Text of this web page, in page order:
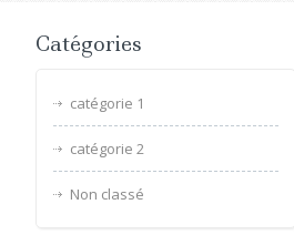
Catégories
catégorie 1
catégorie 2
Non classé